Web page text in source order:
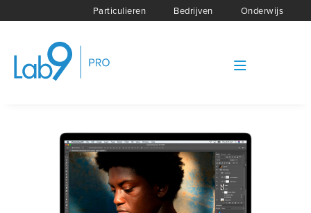
Particulieren Bedrijven Onderwijs